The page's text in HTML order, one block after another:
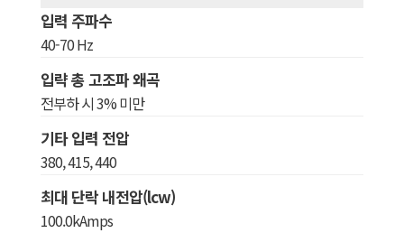
입력 주파수
40-70 Hz
입략 총 고조파 왜곡
전부하 시 3% 미만
기타 입력 전압
380, 415, 440
최대 단락 내전압(lcw)
100.0kAmps